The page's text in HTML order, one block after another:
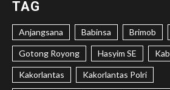
TAG
Anjangsana Babinsa Brimob
Gotong Royong Hasyim SE
Kakorlantas Kakorlantas Polri